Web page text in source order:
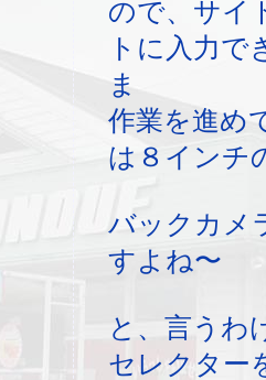
ので、サイ
トに入力で
ま
作業を進め
は８インチ
バックカメ
すよね〜
と、言うわ
セレクター